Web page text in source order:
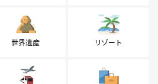
世界遺産 リゾート